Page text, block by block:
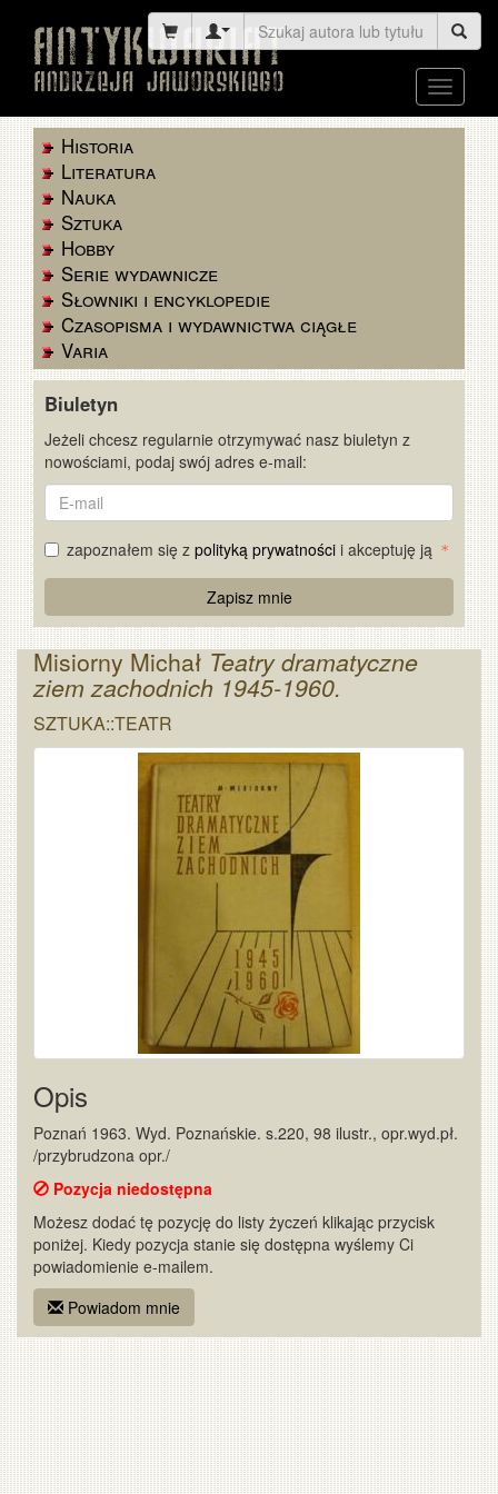
Toggle
Historia
Literatura
Nauka
Sztuka
Hobby
Serie wydawnicze
Słowniki i encyklopedie
Czasopisma i wydawnictwa ciągłe
Varia
Biuletyn
Jeżeli chcesz regularnie otrzymywać nasz biuletyn z
nowościami, podaj swój adres e-mail:
E-
mail
zapoznałem się z polityką prywatności i akceptuję ją
Captcha
Zapisz mnie
Misiorny Michał Teatry dramatyczne
ziem zachodnich 1945-1960.
SZTUKA::TEATR
Opis
Poznań 1963. Wyd. Poznańskie. s.220, 98 ilustr., opr.wyd.pł.
/przybrudzona opr./
Pozycja niedostępna
Możesz dodać tę pozycję do listy życzeń klikając przycisk
poniżej. Kiedy pozycja stanie się dostępna wyślemy Ci
powiadomienie e-mailem.
Powiadom mnie